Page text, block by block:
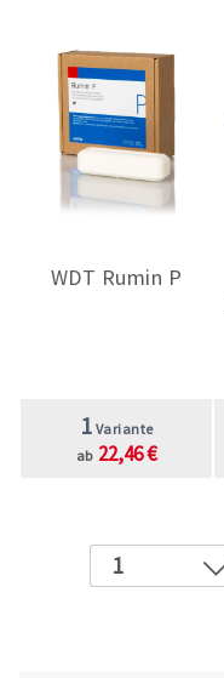
WDT Rumin P
1 Variante
ab 22,46 €
1